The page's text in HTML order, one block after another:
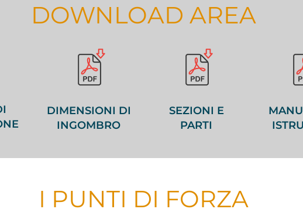
DOWNLOAD AREA
DIMENSIONI DI
INGOMBRO
SEZIONI E
PARTI
I PUNTI DI FORZA